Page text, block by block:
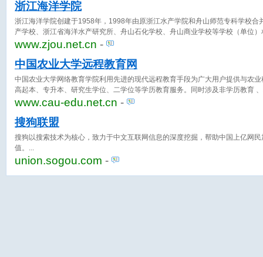
浙江海洋学院
浙江海洋学院创建于1958年，1998年由原浙江水产学院和舟山师范专科学校合
产学校、浙江省海洋水产研究所、舟山石化学校、舟山商业学校等学校（单位
学校数易校址、历经变迁，积淀形成了“海纳百川、自强不息” 的校训精神，现
格，以海洋为特色，理学、农学、工学、文学、管理学、经济学等多学科发展
www.zjou.net.cn -
中国农业大学远程教育网
中国农业大学网络教育学院利用先进的现代远程教育手段为广大用户提供与农
高起本、专升本、研究生学位、二学位等学历教育服务。同时涉及非学历教育
www.cau-edu.net.cn -
搜狗联盟
搜狗以搜索技术为核心，致力于中文互联网信息的深度挖掘，帮助中国上亿网
值。
union.sogou.com -